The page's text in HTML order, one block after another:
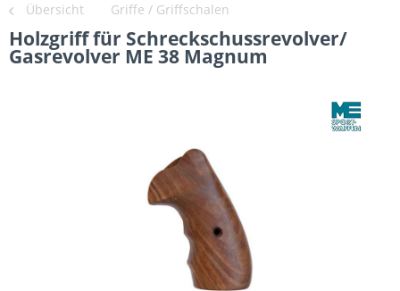
Übersicht Griffe / Griffschalen
Holzgriff für Schreckschussrevolver/
Gasrevolver ME 38 Magnum